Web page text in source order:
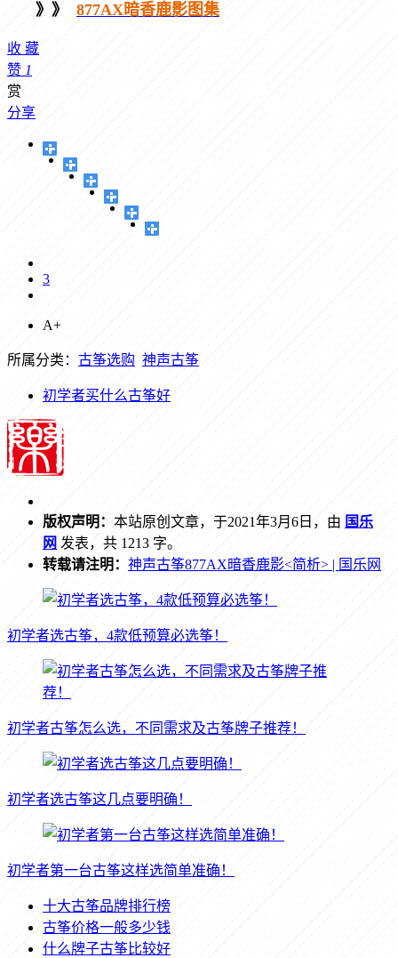
》》 877AX暗香鹿影图集
收 藏
赞 1
赏
分享
3
A+
所属分类： 古筝选购 神声古筝
初学者买什么古筝好
版权声明： 本站原创文章，于2021年3月6日，由 国乐
网 发表，共 1213 字。
转载请注明： 神声古筝877AX暗香鹿影<简析> | 国乐网
初学者选古筝，4款低预算必选筝！
初学者古筝怎么选，不同需求及古筝牌子推荐！
初学者选古筝这几点要明确！
初学者第一台古筝这样选简单准确！
十大古筝品牌排行榜
古筝价格一般多少钱
什么牌子古筝比较好